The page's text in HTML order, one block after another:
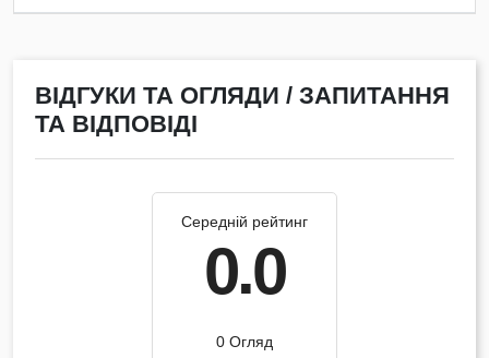
ВІДГУКИ ТА ОГЛЯДИ / ЗАПИТАННЯ
ТА ВІДПОВІДІ
Середній рейтинг
0.0
0 Огляд